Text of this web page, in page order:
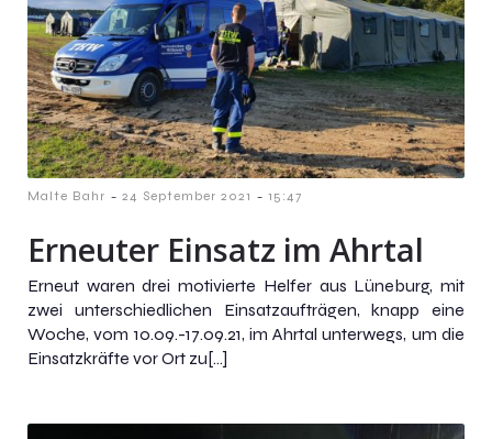
Malte Bahr - 24 September 2021 - 15:47
Erneuter Einsatz im Ahrtal
Erneut waren drei motivierte Helfer aus Lüneburg, mit
zwei unterschiedlichen Einsatzaufträgen, knapp eine
Woche, vom 10.09.-17.09.21, im Ahrtal unterwegs, um die
Einsatzkräfte vor Ort zu[…]